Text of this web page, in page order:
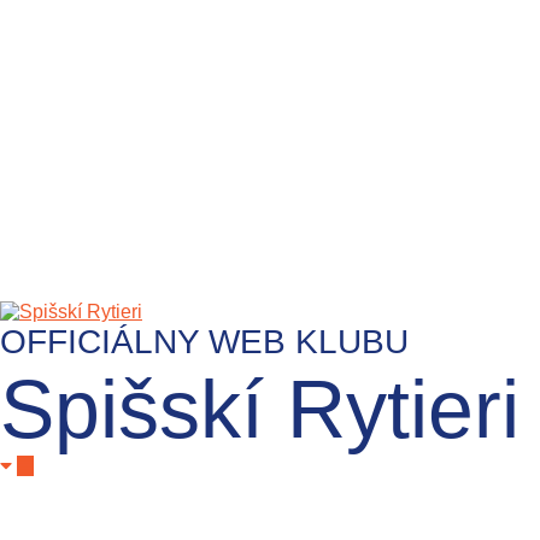
OFFICIÁLNY WEB KLUBU
Spišskí Rytieri